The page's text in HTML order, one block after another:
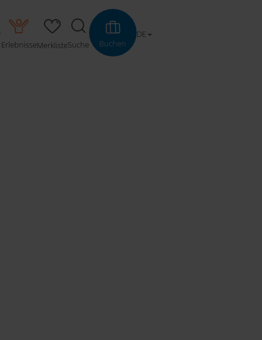
ErlebnisseMerklisteSuche Buchen
DE